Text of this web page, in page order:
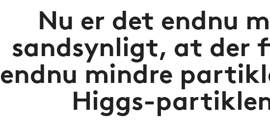
Nu er det endnu
sandsynligt, at der
endnu mindre
Higgs-